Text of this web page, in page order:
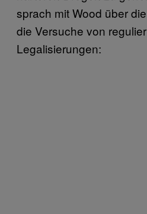
sprach mit Wood über
die Versuche von
Legalisierungen: